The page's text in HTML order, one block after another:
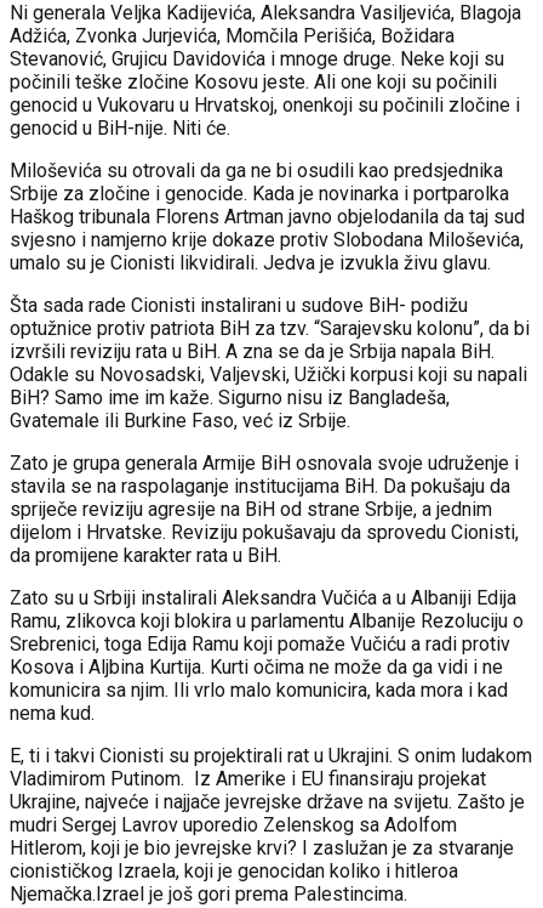
Ni generala Veljka Kadijevića, Aleksandra Vasiljevića, Blagoja
Adžića, Zvonka Jurjevića, Momčila Perišića, Božidara
Stevanović, Grujicu Davidovića i mnoge druge. Neke koji su
počinili teške zločine Kosovu jeste. Ali one koji su počinili
genocid u Vukovaru u Hrvatskoj, onenkoji su počinili zločine i
genocid u BiH-nije. Niti će.
Miloševića su otrovali da ga ne bi osudili kao predsjednika
Srbije za zločine i genocide. Kada je novinarka i portparolka
Haškog tribunala Florens Artman javno objelodanila da taj sud
svjesno i namjerno krije dokaze protiv Slobodana Miloševića,
umalo su je Cionisti likvidirali. Jedva je izvukla živu glavu.
Šta sada rade Cionisti instalirani u sudove BiH- podižu
optužnice protiv patriota BiH za tzv. “Sarajevsku kolonu”, da bi
izvršili reviziju rata u BiH. A zna se da je Srbija napala BiH.
Odakle su Novosadski, Valjevski, Užički korpusi koji su napali
BiH? Samo ime im kaže. Sigurno nisu iz Bangladeša,
Gvatemale ili Burkine Faso, već iz Srbije.
Zato je grupa generala Armije BiH osnovala svoje udruženje i
stavila se na raspolaganje institucijama BiH. Da pokušaju da
spriječe reviziju agresije na BiH od strane Srbije, a jednim
dijelom i Hrvatske. Reviziju pokušavaju da sprovedu Cionisti,
da promijene karakter rata u BiH.
Zato su u Srbiji instalirali Aleksandra Vučića a u Albaniji Edija
Ramu, zlikovca koji blokira u parlamentu Albanije Rezoluciju o
Srebrenici, toga Edija Ramu koji pomaže Vučiću a radi protiv
Kosova i Aljbina Kurtija. Kurti očima ne može da ga vidi i ne
komunicira sa njim. Ili vrlo malo komunicira, kada mora i kad
nema kud.
E, ti i takvi Cionisti su projektirali rat u Ukrajini. S onim ludakom
Vladimirom Putinom. Iz Amerike i EU finansiraju projekat
Ukrajine, najveće i najjače jevrejske države na svijetu. Zašto je
mudri Sergej Lavrov uporedio Zelenskog sa Adolfom
Hitlerom, koji je bio jevrejske krvi? I zaslužan je za stvaranje
cionističkog Izraela, koji je genocidan koliko i hitleroa
Njemačka.Izrael je još gori prema Palestincima.